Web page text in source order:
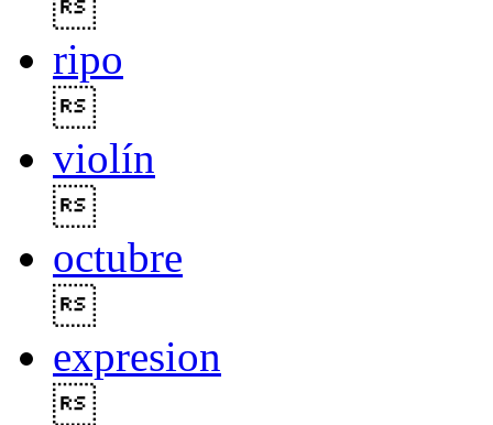
ripo
violín
octubre
expresion